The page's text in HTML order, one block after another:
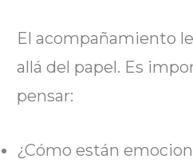
El acompañamiento
allá del papel. Es
pensar:
¿Cómo están